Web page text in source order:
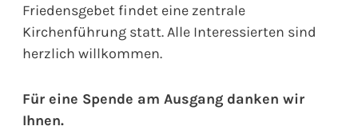
Friedensgebet findet eine zentrale
Kirchenführung statt. Alle Interessierten sind
herzlich willkommen.
Für eine Spende am Ausgang danken wir
Ihnen.